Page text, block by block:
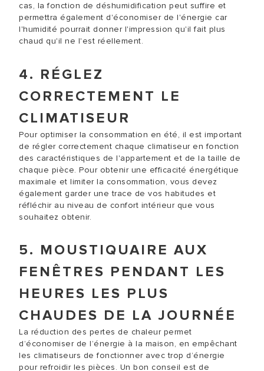
cas, la fonction de déshumidification peut suffire et
permettra également d'économiser de l'énergie car
l'humidité pourrait donner l'impression qu'il fait plus
chaud qu'il ne l'est réellement.
4. RÉGLEZ
CORRECTEMENT LE
CLIMATISEUR
Pour optimiser la consommation en été, il est important
de régler correctement chaque climatiseur en fonction
des caractéristiques de l'appartement et de la taille de
chaque pièce. Pour obtenir une efficacité énergétique
maximale et limiter la consommation, vous devez
également garder une trace de vos habitudes et
réfléchir au niveau de confort intérieur que vous
souhaitez obtenir.
5. MOUSTIQUAIRE AUX
FENÊTRES PENDANT LES
HEURES LES PLUS
CHAUDES DE LA JOURNÉE
La réduction des pertes de chaleur permet
d’économiser de l’énergie à la maison, en empêchant
les climatiseurs de fonctionner avec trop d’énergie
pour refroidir les pièces. Un bon conseil est de